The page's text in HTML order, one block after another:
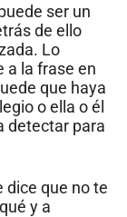
ser un
de ello
Lo
a la frase en
que haya
o ella o él
detectar para
dice que no te
y a